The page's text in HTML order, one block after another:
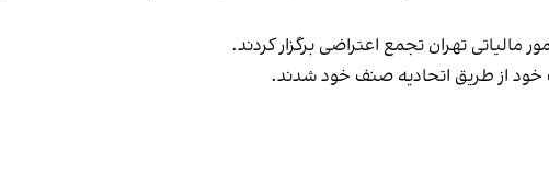
مالیاتی تهران تجمع اعتراضی برگزار کردند.
خود از طریق اتحادیه صنف خود شدند.